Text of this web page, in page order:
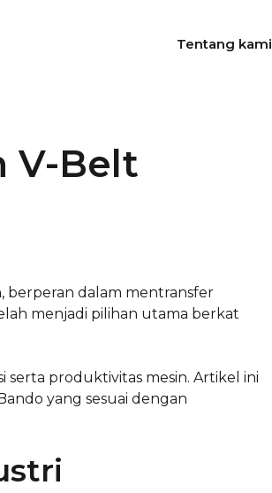
Tentang kami
V-Belt
berperan dalam mentransfer
menjadi pilihan utama berkat
produktivitas mesin. Artikel ini
yang sesuai dengan